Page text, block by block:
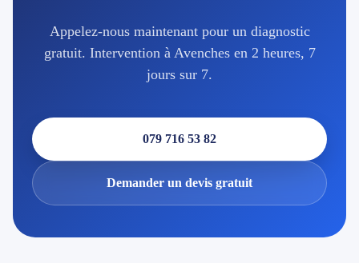
Appelez-nous maintenant pour un diagnostic
gratuit. Intervention à Avenches en 2 heures, 7
jours sur 7.
079 716 53 82
Demander un devis gratuit